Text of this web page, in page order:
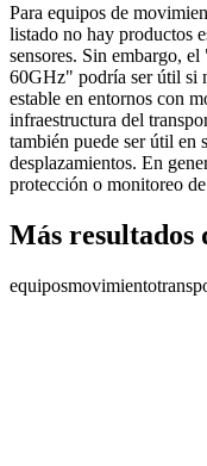
Para equipos de
listado no hay productos
sensores. Sin embargo,
60GHz" podría ser útil si
estable en entornos con
infraestructura del
también puede ser útil en
desplazamientos. En
protección o monitoreo
Más resultados
equiposmovimiento